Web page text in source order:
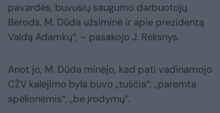
pavardės, buvusių saugumo darbuotojų.
Berods, M. Dūda užsiminė ir apie prezidentą
Valdą Adamkų“, – pasakojo J. Rėksnys.
Anot jo, M. Dūda minėjo, kad pati vadinamojo
CŽV kalėjimo byla buvo „tuščia“, „paremta
spėlionėmis“, „be įrodymų“.